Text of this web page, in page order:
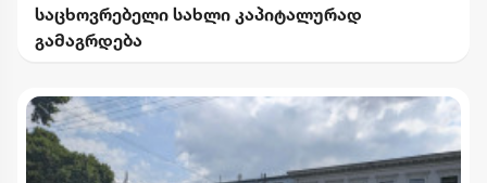
საცხოვრებელი სახლი კაპიტალურად
გამაგრდება